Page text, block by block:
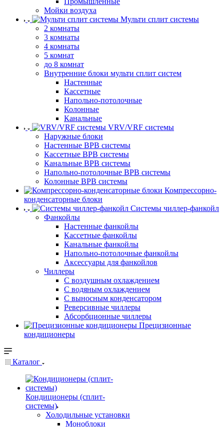
Мойки воздуха
Мульти сплит системы
2 комнаты
3 комнаты
4 комнаты
5 комнат
до 8 комнат
Внутренние блоки мульти сплит систем
Настенные
Кассетные
Напольно-потолочные
Колонные
Канальные
VRV/VRF системы
Наружные блоки
Настенные ВРВ системы
Кассетные ВРВ системы
Канальные ВРВ системы
Напольно-потолочные ВРВ системы
Колонные ВРВ системы
Компрессорно-
конденсаторные блоки
Системы чиллер-фанкойл
Фанкойлы
Настенные фанкойлы
Кассетные фанкойлы
Канальные фанкойлы
Напольно-потолочные фанкойлы
Аксессуары для фанкойлов
Чиллеры
С воздушным охлаждением
С водяным охлаждением
С выносным конденсатором
Реверсивные чиллеры
Абсорбционные чиллеры
Прецизионные
кондиционеры
Каталог
Кондиционеры (сплит-
системы)
Холодильные установки
Моноблоки